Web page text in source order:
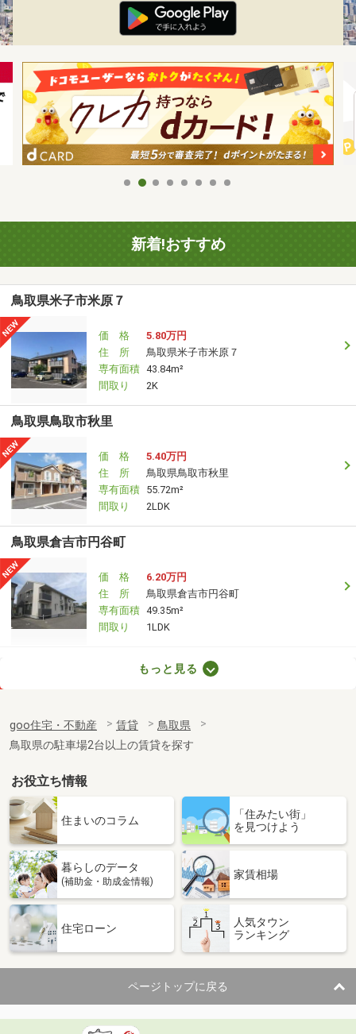
新着!おすすめ
鳥取県米子市米原７
価 格
5.80万円
住 所
鳥取県米子市米原７
専有面積 43.84m²
間取り
2K
鳥取県鳥取市秋里
価 格
5.40万円
住 所
鳥取県鳥取市秋里
専有面積 55.72m²
間取り
2LDK
鳥取県倉吉市円谷町
価 格
6.20万円
住 所
鳥取県倉吉市円谷町
専有面積 49.35m²
間取り
1LDK
専有面積
30.42m²
間取り
1K
鳥取県鳥取市安長
価 格
5.20万円
鳥取県鳥取市安長
専有面積 33.39m²
間取り
ワンルーム
鳥取県東伯郡琴浦町大字徳万
住 所
鳥取県東伯郡琴浦町大字徳万
専有面積 45.39m²
間取り
2DK
鳥取県鳥取市国府町宮下
もっと見る
goo住宅・不動産 賃貸
鳥取県
鳥取県の駐車場2台以上の賃貸を探す
お役立ち情報
住まいのコラム
「住みたい街」
を見つけよう
暮らしのデータ
(補助金・助成金情報)
家賃相場
住宅ローン
人気タウン
ランキング
ページトップに戻る